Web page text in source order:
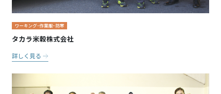
ワーキング・作業服・防寒
タカラ米穀株式会社
詳しく見る